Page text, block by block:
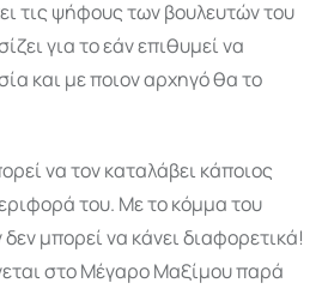
τις ψήφους των βουλευτών του
για το εάν επιθυμεί να
και με ποιον αρχηγό θα το
να τον καταλάβει κάποιος
του. Με το κόμμα του
μπορεί να κάνει διαφορετικά!
στο Μέγαρο Μαξίμου παρά